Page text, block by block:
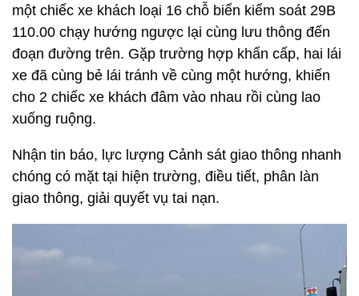
một chiếc xe khách loại 16 chỗ biển kiểm soát 29B
110.00 chạy hướng ngược lại cùng lưu thông đến
đoạn đường trên. Gặp trường hợp khẩn cấp, hai lái
xe đã cùng bẻ lái tránh về cùng một hướng, khiến
cho 2 chiếc xe khách đâm vào nhau rồi cùng lao
xuống ruộng.
Nhận tin báo, lực lượng Cảnh sát giao thông nhanh
chóng có mặt tại hiện trường, điều tiết, phân làn
giao thông, giải quyết vụ tai nạn.